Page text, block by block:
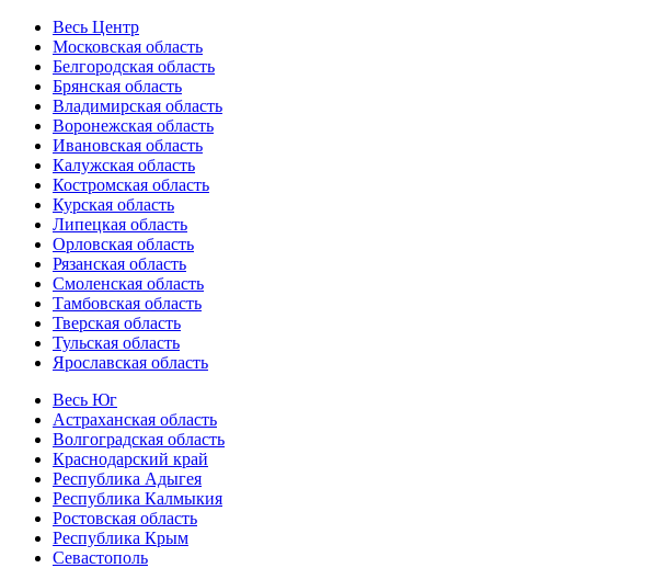
Весь Центр
Московская область
Белгородская область
Брянская область
Владимирская область
Воронежская область
Ивановская область
Калужская область
Костромская область
Курская область
Липецкая область
Орловская область
Рязанская область
Смоленская область
Тамбовская область
Тверская область
Тульская область
Ярославская область
Весь Юг
Астраханская область
Волгоградская область
Краснодарский край
Республика Адыгея
Республика Калмыкия
Ростовская область
Республика Крым
Севастополь